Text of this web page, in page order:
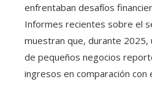
enfrentaban desafíos
Informes recientes sobre el
muestran que, durante 2025,
de pequeños negocios
ingresos en comparación con